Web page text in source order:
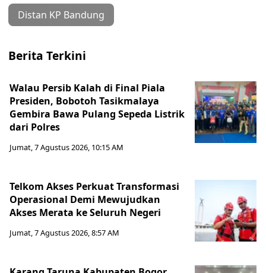
Distan KP Bandung
Berita Terkini
Walau Persib Kalah di Final Piala
Presiden, Bobotoh Tasikmalaya
Gembira Bawa Pulang Sepeda Listrik
dari Polres
Jumat, 7 Agustus 2026, 10:15 AM
Telkom Akses Perkuat Transformasi
Operasional Demi Mewujudkan
Akses Merata ke Seluruh Negeri
Jumat, 7 Agustus 2026, 8:57 AM